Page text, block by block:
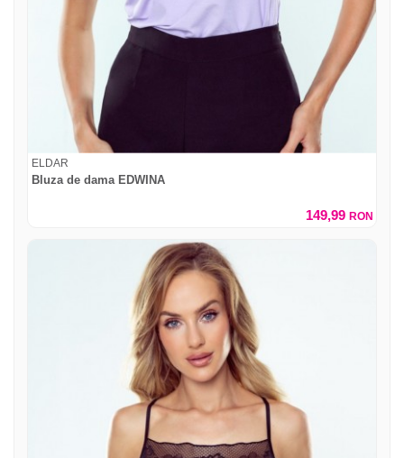
ELDAR
Bluza de dama EDWINA
149,99 RON